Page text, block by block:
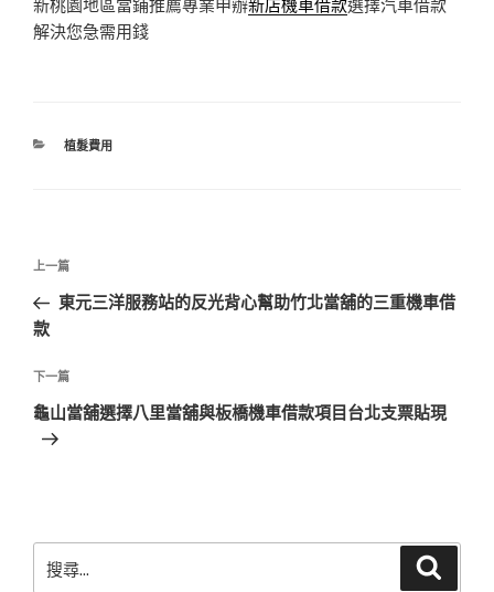
解決您急需用錢
分
植髮費用
文
導
覽
上
一
篇
章
上一篇
東元三洋服務站的反光背心幫助竹北當舖的三重機車借
款
下
一
篇
下一篇
龜山當舖選擇八里當舖與板橋機車借款項目台北支票貼現
尋